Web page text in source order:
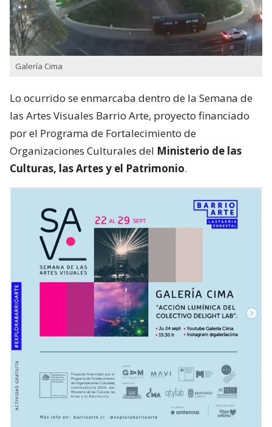
Galería Cima
Lo ocurrido se enmarcaba dentro de la Semana de
las Artes Visuales Barrio Arte, proyecto financiado
por el Programa de Fortalecimiento de
Organizaciones Culturales del Ministerio de las
Culturas, las Artes y el Patrimonio.